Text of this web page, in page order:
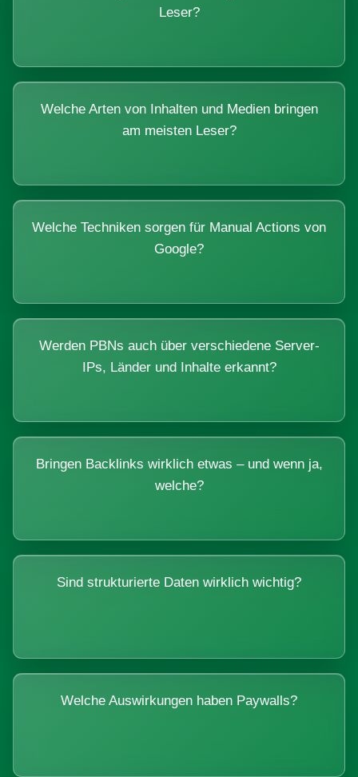
Leser?
Welche Arten von Inhalten und Medien bringen
am meisten Leser?
Welche Techniken sorgen für Manual Actions von
Google?
Werden PBNs auch über verschiedene Server-
IPs, Länder und Inhalte erkannt?
Bringen Backlinks wirklich etwas – und wenn ja,
welche?
Sind strukturierte Daten wirklich wichtig?
Welche Auswirkungen haben Paywalls?